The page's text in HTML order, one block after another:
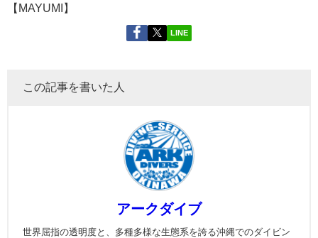
【MAYUMI】
LINE
この記事を書いた人
アークダイブ
世界屈指の透明度と、多種多様な生態系を誇る沖縄でのダイビン